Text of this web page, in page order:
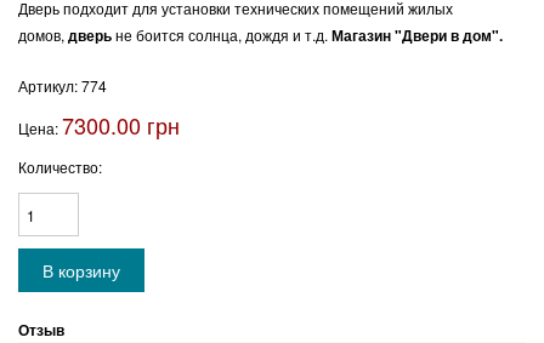
Дверь подходит для установки технических помещений жилых
домов, дверьне боится солнца, дождя и т.д. Магазин "Двери в дом".
Артикул:774
Цена:7300.00 грн
Количество:
Отзыв